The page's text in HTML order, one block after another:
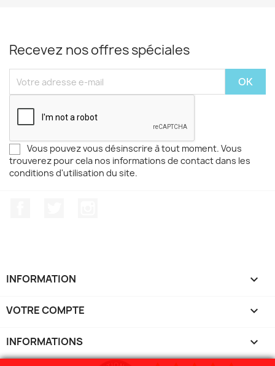
Recevez nos offres spéciales
Vous pouvez vous désinscrire à tout moment. Vous
trouverez pour cela nos informations de contact dans les
conditions d'utilisation du site.
INFORMATION 
VOTRE COMPTE 
INFORMATIONS keyboard_arrow_down